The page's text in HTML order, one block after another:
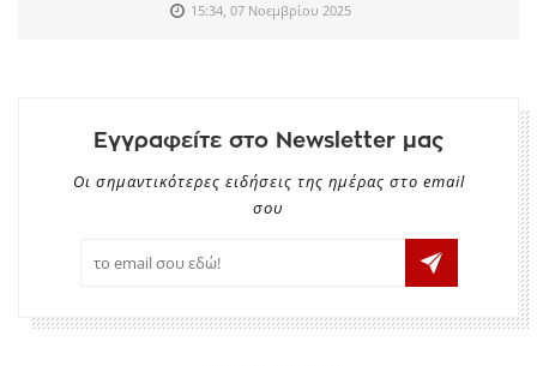
15:34, 07 Νοεμβρίου 2025
Εγγραφείτε στο Newsletter μας
Οι σημαντικότερες ειδήσεις της ημέρας στο email
σου